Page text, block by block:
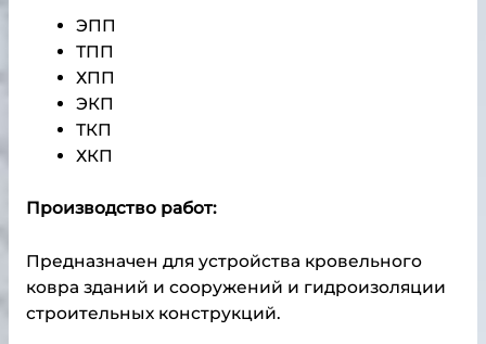
ЭПП
ТПП
ХПП
ЭКП
ТКП
ХКП
Производство работ:
Предназначен для устройства кровельного
ковра зданий и сооружений и гидроизоляции
строительных конструкций.